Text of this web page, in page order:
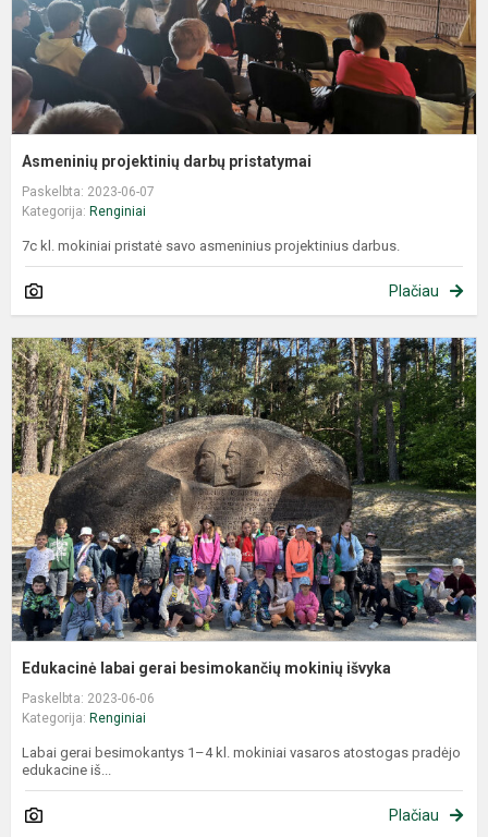
Asmeninių projektinių darbų pristatymai
Paskelbta: 2023-06-07
Kategorija: Renginiai
7c kl. mokiniai pristatė savo asmeninius projektinius darbus.
Plačiau
Edukacinė labai gerai besimokančių mokinių išvyka
Paskelbta: 2023-06-06
Kategorija: Renginiai
Labai gerai besimokantys 1–4 kl. mokiniai vasaros atostogas pradėjo
edukacine iš...
Plačiau